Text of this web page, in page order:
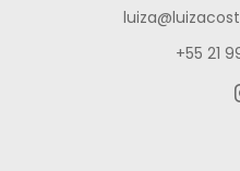
+55 21